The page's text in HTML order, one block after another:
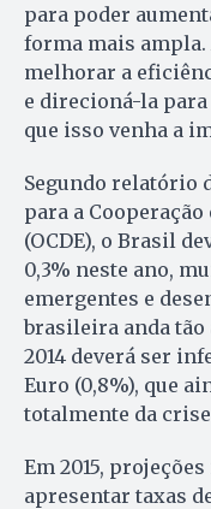
para poder
forma mais ampla.
melhorar a
e direcioná-la
que isso venha a
Segundo relatório
para a
(OCDE), o Brasil
0,3% neste ano,
emergentes e
brasileira anda tão
2014 deverá ser
Euro (0,8%), que
totalmente da
Em 2015,
apresentar taxas